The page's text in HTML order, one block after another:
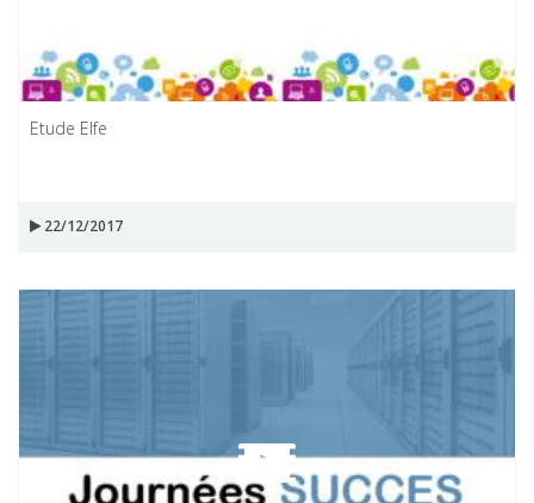
Etude Elfe
22/12/2017